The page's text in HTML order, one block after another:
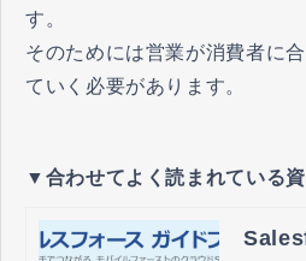
す。
そのためには営業が消費者に
ていく必要があります。
▼合わせてよく読まれている